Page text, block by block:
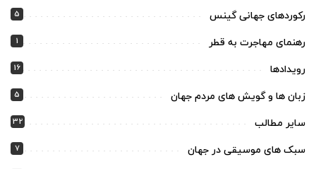
رکوردهای جهانی گینس 5
رهنمای مهاجرت به قطر 1
رویدادها 16
زبان ها و گویش های مردم جهان 5
سایر مطالب 32
سبک های موسیقی در جهان 7